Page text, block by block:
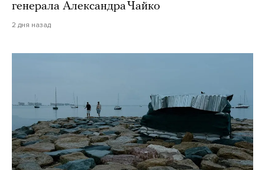
генерала Александра Чайко
2 дня назад